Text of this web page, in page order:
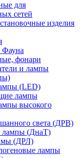
для
сетей
изделия
Фауна
фонари
и лампы
(LED)
лампы
высокого
света (ДРВ)
лампы (ДнаТ)
(ДРЛ)
лампы